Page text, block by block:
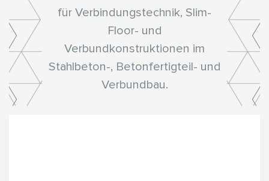
für Verbindungstechnik, Slim-
Floor- und
Verbundkonstruktionen im
Stahlbeton-, Betonfertigteil- und
Verbundbau.